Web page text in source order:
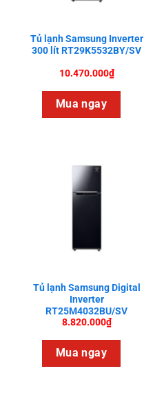
Tủ lạnh Samsung Inverter
300 lít RT29K5532BY/SV
10.470.000₫
Mua ngay
Tủ lạnh Samsung Digital
Inverter
RT25M4032BU/SV
8.820.000₫
Mua ngay